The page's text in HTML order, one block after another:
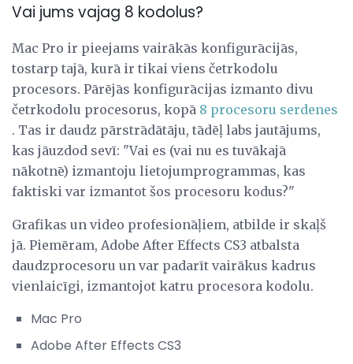
Vai jums vajag 8 kodolus?
Mac Pro ir pieejams vairākās konfigurācijās,
tostarp tajā, kurā ir tikai viens četrkodolu
procesors. Pārējās konfigurācijas izmanto divu
četrkodolu procesorus, kopā 8 procesoru serdenes
. Tas ir daudz pārstrādātāju, tādēļ labs jautājums,
kas jāuzdod sevī: "Vai es (vai nu es tuvākajā
nākotnē) izmantoju lietojumprogrammas, kas
faktiski var izmantot šos procesoru kodus?"
Grafikas un video profesionāļiem, atbilde ir skaļš
jā. Piemēram, Adobe After Effects CS3 atbalsta
daudzprocesoru un var padarīt vairākus kadrus
vienlaicīgi, izmantojot katru procesora kodolu.
Mac Pro
Adobe After Effects CS3